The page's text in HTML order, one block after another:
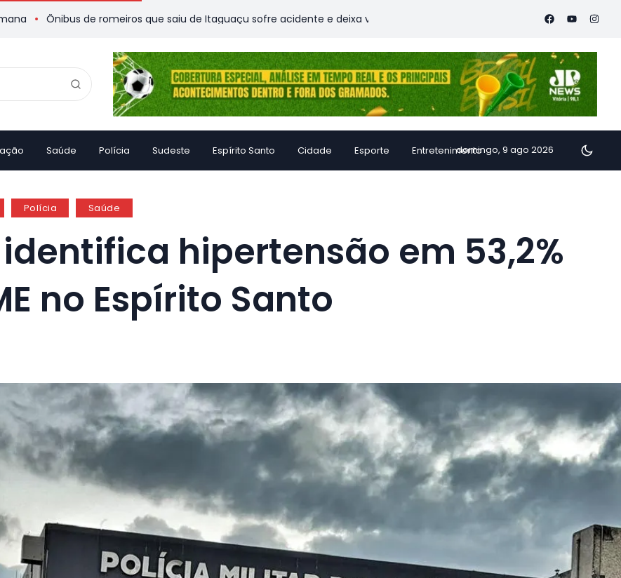
de romeiros que saiu de Itaguaçu sofre acidente e deixa vítimas Família de Alfredo Chaves transforma inhame em
Saúde Polícia Sudeste Espírito Santo Cidade Esporte Entretenimentodomingo, 9 ago 2026
Polícia Saúde
hipertensão em 53,2%
no Espírito Santo